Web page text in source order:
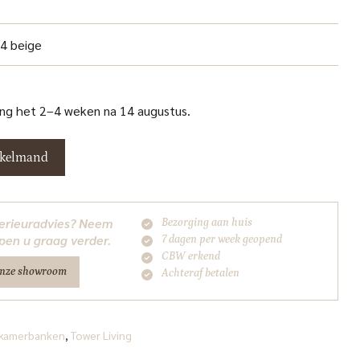
beige
het 2–4 weken na 14 augustus.
Neem
u graag verder.
showroom
Bezorging aan huis
7 dagen per week geopend
CBW erkend
Achteraf betalen
, Tower Living